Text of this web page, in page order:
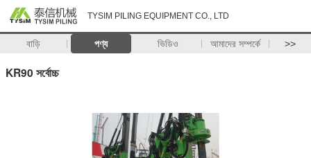
TYSIM PILING EQUIPMENT CO., LTD
বাড়ি পণ্য ভিডিও আমাদের সম্পর্কে >>
KR90 সর্বোচ্চ